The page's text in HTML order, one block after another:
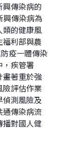
傳染病的
興傳染病為
類的健康風
利部與農
疫一體傳染
，疾管署
畫著重於強
評估作業
測風險及
傳染病流
對國人健